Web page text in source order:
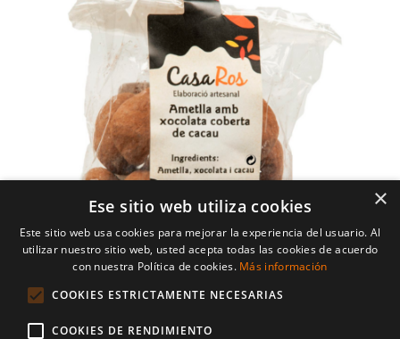
Add to cart
×
Ese sitio web utiliza cookies
Este sitio web usa cookies para mejorar la experiencia del usuario. Al
utilizar nuestro sitio web, usted acepta todas las cookies de acuerdo
con nuestra Política de cookies. Más información
COOKIES ESTRICTAMENTE NECESARIAS
COOKIES DE RENDIMIENTO